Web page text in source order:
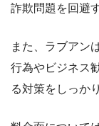
詐欺問題を回避
また、ラブアン
行為やビジネス
る対策をしっか